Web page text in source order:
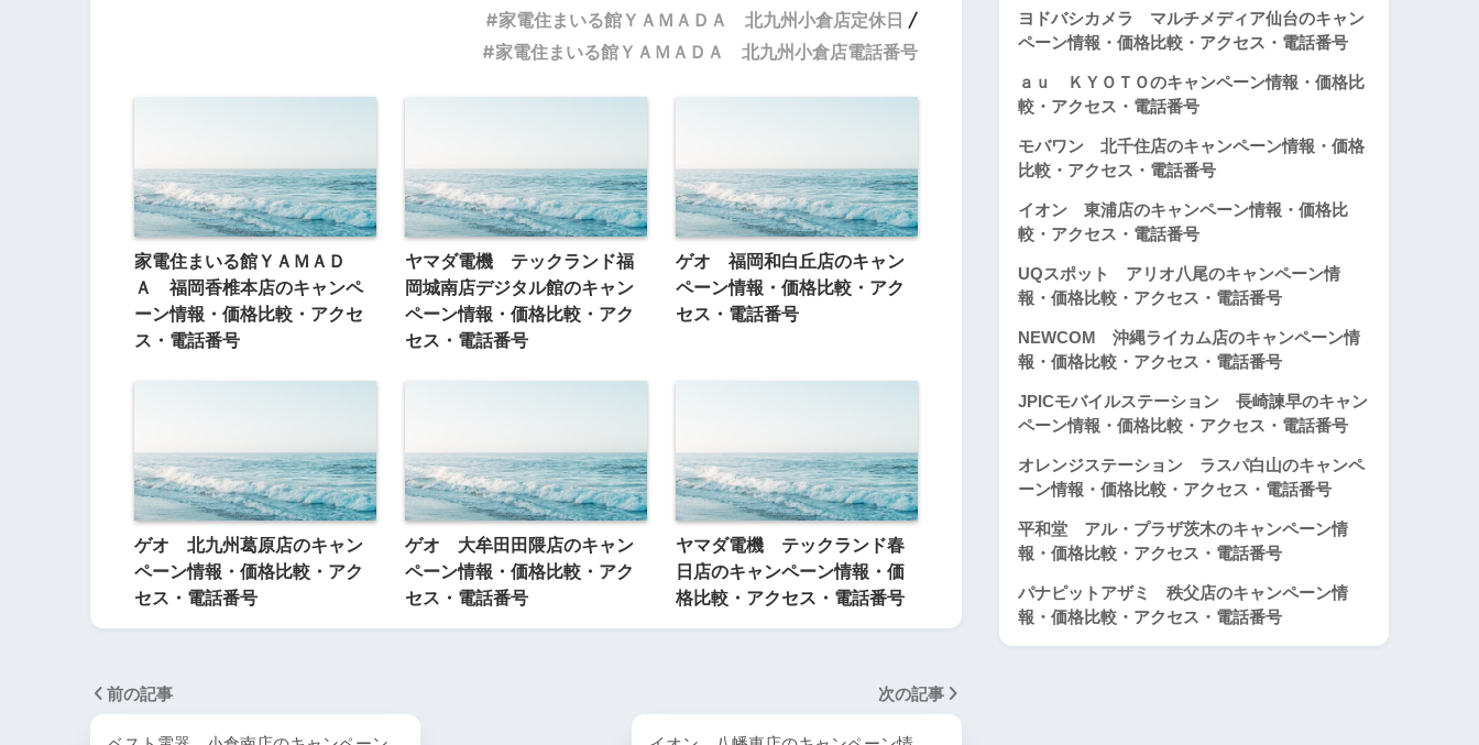
家電住まいる館ＹＡＭＡＤＡ 北九州小倉店定休日
家電住まいる館ＹＡＭＡＤＡ 北九州小倉店電話番号
家電住まいる館ＹＡＭＡＤ
Ａ 福岡香椎本店のキャンペ
ーン情報・価格比較・アクセ
ス・電話番号
ヤマダ電機 テックランド福
岡城南店デジタル館のキャン
ペーン情報・価格比較・アク
セス・電話番号
ゲオ 福岡和白丘店のキャン
ペーン情報・価格比較・アク
セス・電話番号
ゲオ 北九州葛原店のキャン
ペーン情報・価格比較・アク
セス・電話番号
ゲオ 大牟田田隈店のキャン
ペーン情報・価格比較・アク
セス・電話番号
ヤマダ電機 テックランド春
日店のキャンペーン情報・価
格比較・アクセス・電話番号
前の記事 次の記事
ヨドバシカメラ マルチメディア仙台のキャン
ペーン情報・価格比較・アクセス・電話番号
ａｕ ＫＹＯＴＯのキャンペーン情報・価格比
較・アクセス・電話番号
モバワン 北千住店のキャンペーン情報・価格
比較・アクセス・電話番号
イオン 東浦店のキャンペーン情報・価格比
較・アクセス・電話番号
UQスポット アリオ八尾のキャンペーン情
報・価格比較・アクセス・電話番号
NEWCOM 沖縄ライカム店のキャンペーン情
報・価格比較・アクセス・電話番号
JPICモバイルステーション 長崎諫早のキャン
ペーン情報・価格比較・アクセス・電話番号
オレンジステーション ラスパ白山のキャンペ
ーン情報・価格比較・アクセス・電話番号
平和堂 アル・プラザ茨木のキャンペーン情
報・価格比較・アクセス・電話番号
パナピットアザミ 秩父店のキャンペーン情
報・価格比較・アクセス・電話番号